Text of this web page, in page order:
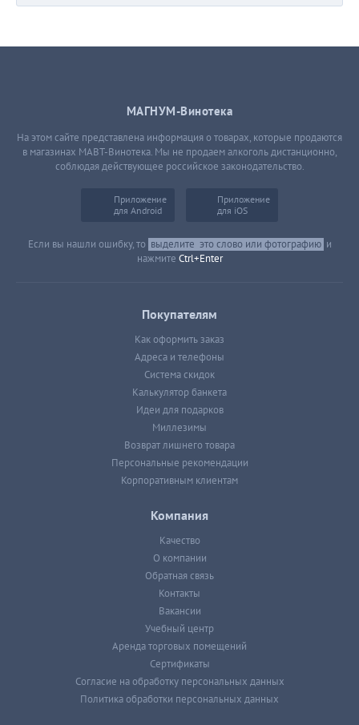
МАГНУМ-Винотека
На этом сайте представлена информация о товарах, которые продаются
в магазинах МАВТ-Винотека. Мы не продаем алкоголь дистанционно,
соблюдая действующее российское законодательство.
Приложение
для Android
Приложение
для iOS
Если вы нашли ошибку, то выделите это слово или фотографию и
нажмите Ctrl+Enter
Покупателям
Как оформить заказ
Адреса и телефоны
Система скидок
Калькулятор банкета
Идеи для подарков
Миллезимы
Возврат лишнего товара
Персональные рекомендации
Корпоративным клиентам
Компания
Качество
О компании
Обратная связь
Контакты
Вакансии
Учебный центр
Аренда торговых помещений
Сертификаты
Согласие на обработку персональных данных
Политика обработки персональных данных